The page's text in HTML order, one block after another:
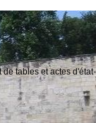
tables et actes